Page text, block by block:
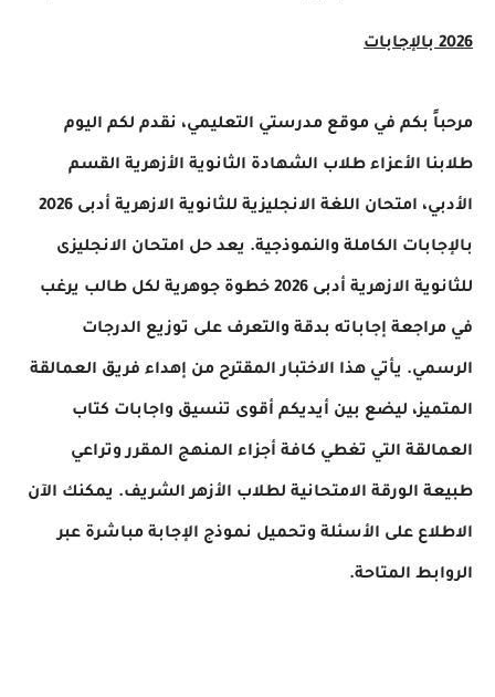
2026 بالإجابات
مرحباً بكم في موقع مدرستي التعليمي، نقدم لكم اليوم
طلابنا الأعزاء طلاب الشهادة الثانوية الأزهرية القسم
الأدبي، امتحان اللغة الانجليزية للثانوية الازهرية أدبى 2026
بالإجابات الكاملة والنموذجية. يعد حل امتحان الانجليزى
للثانوية الازهرية أدبى 2026 خطوة جوهرية لكل طالب يرغب
في مراجعة إجاباته بدقة والتعرف على توزيع الدرجات
الرسمي. يأتي هذا الاختبار المقترح من إهداء فريق العمالقة
المتميز، ليضع بين أيديكم أقوى تنسيق واجابات كتاب
العمالقة التي تغطي كافة أجزاء المنهج المقرر وتراعي
طبيعة الورقة الامتحانية لطلاب الأزهر الشريف. يمكنك الآن
الاطلاع على الأسئلة وتحميل نموذج الإجابة مباشرة عبر
الروابط المتاحة.